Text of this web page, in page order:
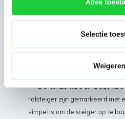
Alles
Selectie
Weigeren
is.
Gemaakt van hoogwaardig
waardoor het opbouwen van
De horizontale en
rolsteiger zijn gemarkeerd met
simpel is om de steiger op te